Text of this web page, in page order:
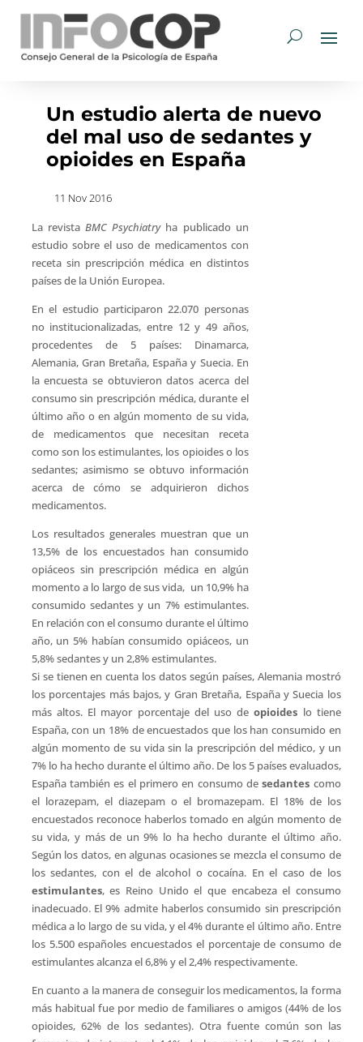
Un estudio alerta de nuevo
del mal uso de sedantes y
opioides en España
11 Nov 2016
La revistaBMC Psychiatryha publicado un
estudio sobre el uso de medicamentos con
receta sin prescripción médica en distintos
países de la Unión Europea.
En el estudio participaron 22.070 personas
no institucionalizadas, entre 12 y 49 años,
procedentes de 5 países: Dinamarca,
Alemania, Gran Bretaña, España y Suecia. En
la encuesta se obtuvieron datos acerca del
consumo sin prescripción médica, durante el
último año o en algún momento de su vida,
de medicamentos que necesitan receta
como son los estimulantes, los opioides o los
sedantes; asimismo se obtuvo información
acerca de cómo se adquirieron dichos
medicamentos.
Los resultados generales muestran que un
13,5% de los encuestados han consumido
opiáceos sin prescripción médica en algún
momento a lo largo de sus vida, un 10,9% ha
consumido sedantes y un 7% estimulantes.
En relación con el consumo durante el último
año, un 5% habían consumido opiáceos, un
5,8% sedantes y un 2,8% estimulantes.
Si se tienen en cuenta los datos según países, Alemania mostró
los porcentajes más bajos, y Gran Bretaña, España y Suecia los
más altos. El mayor porcentaje del uso deopioides lo tiene
España, con un 18% de encuestados que los han consumido en
algún momento de su vida sin la prescripción del médico, y un
7% lo ha hecho durante el último año. De los 5 países evaluados,
España también es el primero en consumo desedantes como
el lorazepam, el diazepam o el bromazepam. El 18% de los
encuestados reconoce haberlos tomado en algún momento de
su vida, y más de un 9% lo ha hecho durante el último año.
Según los datos, en algunas ocasiones se mezcla el consumo de
los sedantes, con el de alcohol o cocaína. En el caso de los
estimulantes, es Reino Unido el que encabeza el consumo
inadecuado. El 9% admite haberlos consumido sin prescripción
médica a lo largo de su vida, y el 4% durante el último año. Entre
los 5.500 españoles encuestados el porcentaje de consumo de
estimulantes alcanza el 6,8% y el 2,4% respectivamente.
En cuanto a la manera de conseguir los medicamentos, la forma
más habitual fue por medio de familiares o amigos (44% de los
opioides, 62% de los sedantes). Otra fuente común son las